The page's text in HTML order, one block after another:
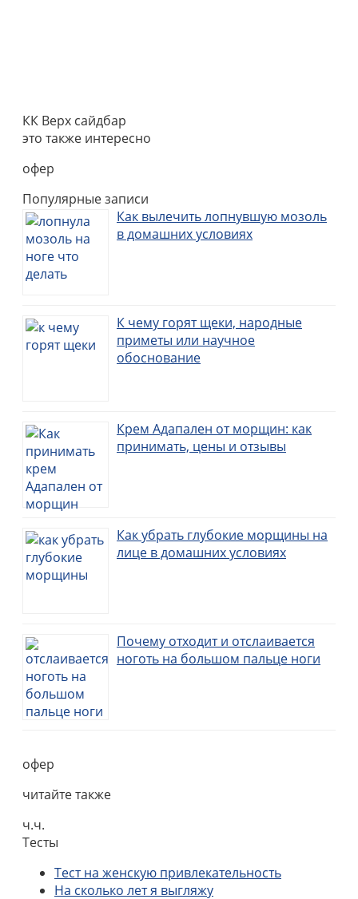
КК Верх сайдбар
это также интересно
офер
Популярные записи
Как вылечить лопнувшую мозоль
в домашних условиях
К чему горят щеки, народные
приметы или научное
обоснование
Крем Адапален от морщин: как
принимать, цены и отзывы
Как убрать глубокие морщины на
лице в домашних условиях
Почему отходит и отслаивается
ноготь на большом пальце ноги
офер
читайте также
ч.ч.
Тесты
Тест на женскую привлекательность
На сколько лет я выгляжу